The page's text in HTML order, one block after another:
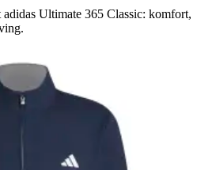
Ultimate 365 Classic: komfort,